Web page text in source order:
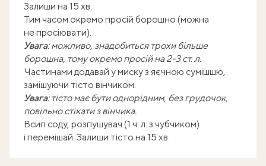
Залиши на 15 хв.
Тим часом окремо просій борошно (можна
не просіювати).
Увага: можливо, знадобиться трохи більше
борошна, тому окремо просій на 2-3 ст. л.
Частинами додавай у миску з яєчною сумішшю,
замішуючи тісто вінчиком.
Увага: тісто має бути однорідним, без грудочок,
повільно стікати з вінчика.
Всип соду, розпушувач (1 ч. л. з чубчиком)
і перемішай. Залиши тісто на 15 хв.